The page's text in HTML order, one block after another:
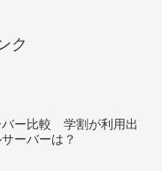
ク
バー比較 学割が利用出
ーバーは？